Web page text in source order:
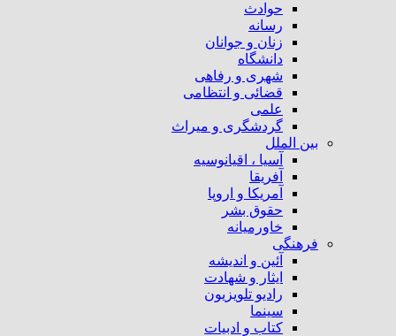
حوادث
رسانه
زنان و جوانان
دانشگاه
شهری و رفاهی
قضائی و انتظامی
علمی
گردشگری و میراث
بین الملل
آسیا ، اقیانوسیه
آفریقا
آمریکا و اروپا
حقوق بشر
خاورمیانه
فرهنگی
آئین و اندیشه
ایثار و شهادت
رادیو تلویزیون
سینما
کتاب و ادبیات